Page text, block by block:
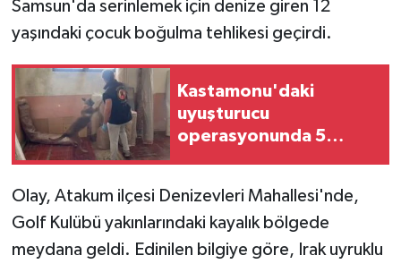
Samsun'da serinlemek için denize giren 12
yaşındaki çocuk boğulma tehlikesi geçirdi.
Kastamonu'daki
uyuşturucu
operasyonunda 5
Olay, Atakum ilçesi Denizevleri Mahallesi'nde,
Golf Kulübü yakınlarındaki kayalık bölgede
meydana geldi. Edinilen bilgiye göre, Irak uyruklu